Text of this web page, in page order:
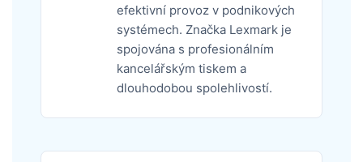
efektivní provoz v podnikových
systémech. Značka Lexmark je
spojována s profesionálním
kancelářským tiskem a
dlouhodobou spolehlivostí.